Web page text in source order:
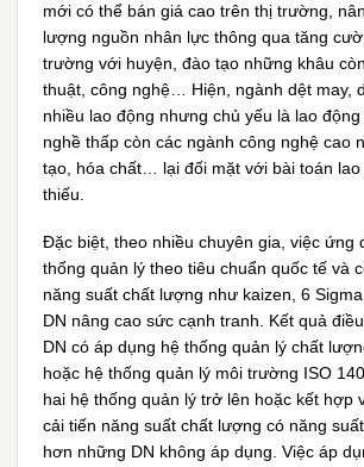
mới có thể bán giá cao trên thị trường,
lượng nguồn nhân lực thông qua tăng
trường với huyện, đào tạo những khâu
thuật, công nghệ… Hiện, ngành dệt may,
nhiều lao động nhưng chủ yếu là lao
nghề thấp còn các ngành công nghệ cao
tạo, hóa chất… lại đối mặt với bài toán lao
thiếu.
Đặc biệt, theo nhiều chuyên gia, việc ứng
thống quản lý theo tiêu chuẩn quốc tế và
năng suất chất lượng như kaizen, 6
DN nâng cao sức cạnh tranh. Kết quả
DN có áp dụng hệ thống quản lý chất
hoặc hệ thống quản lý môi trường ISO
hai hệ thống quản lý trở lên hoặc kết hợp
cải tiến năng suất chất lượng có năng
hơn những DN không áp dụng. Việc áp